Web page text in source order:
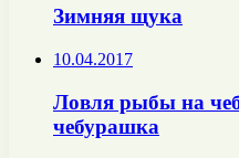
Зимняя щука
10.04.2017
Ловля рыбы на
чебурашка